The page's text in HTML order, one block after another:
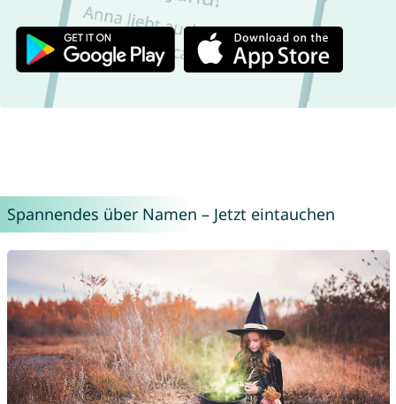
Spannendes über Namen – Jetzt eintauchen